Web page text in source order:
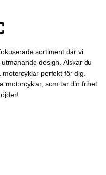
sortiment där vi
design. Älskar du
perfekt för dig.
motorcyklar, som tar din frihet